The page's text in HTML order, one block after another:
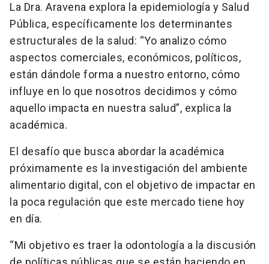
La Dra. Aravena explora la epidemiología y Salud
Pública, específicamente los determinantes
estructurales de la salud: “Yo analizo cómo
aspectos comerciales, económicos, políticos,
están dándole forma a nuestro entorno, cómo
influye en lo que nosotros decidimos y cómo
aquello impacta en nuestra salud”, explica la
académica.
El desafío que busca abordar la académica
próximamente es la investigación del ambiente
alimentario digital, con el objetivo de impactar en
la poca regulación que este mercado tiene hoy
en día.
“Mi objetivo es traer la odontología a la discusión